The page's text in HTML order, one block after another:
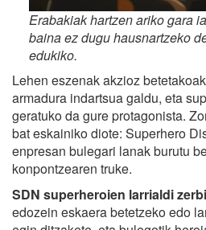
Erabakiak hartzen ariko gara
baina ez dugu hausnartzeko
edukiko.
Lehen eszenak akzioz
armadura indartsua galdu, eta
geratuko da gure protagonista.
bat eskainiko diote: Superhero
enpresan bulegari lanak burutu
konpontzearen truke.
SDN superheroien larrialdi
edozein eskaera betetzeko edo